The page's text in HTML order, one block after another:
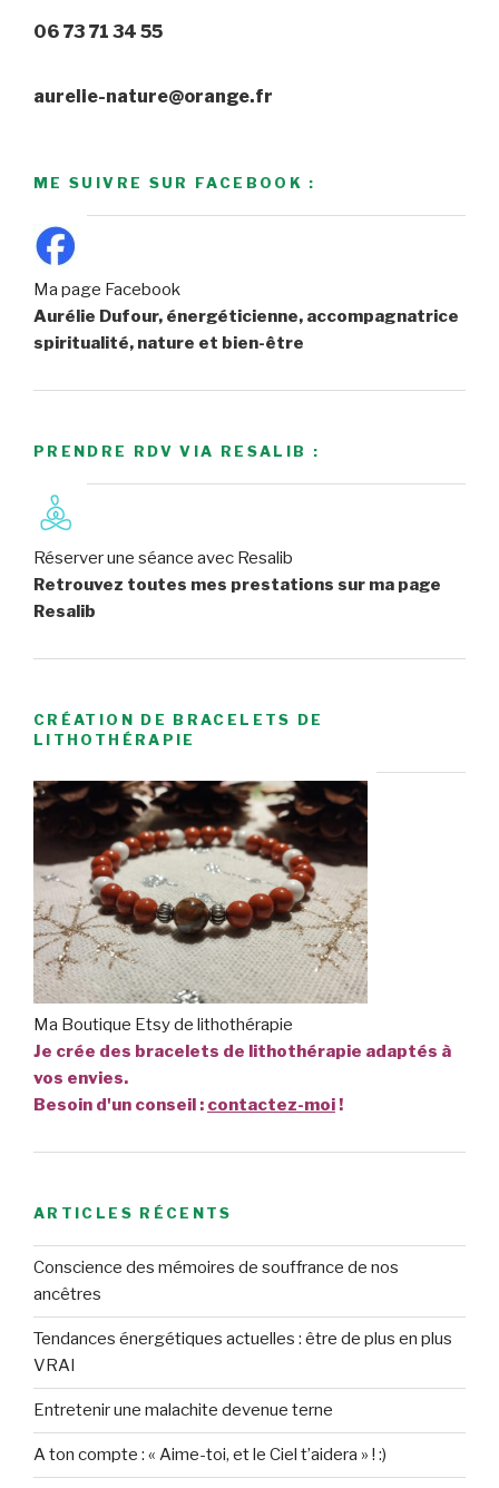
06 73 71 34 55
aurelie-nature@orange.fr
ME SUIVRE SUR FACEBOOK :
Ma page Facebook
Aurélie Dufour, énergéticienne, accompagnatrice
spiritualité, nature et bien-être
PRENDRE RDV VIA RESALIB :
Réserver une séance avec Resalib
Retrouvez toutes mes prestations sur ma page
Resalib
CRÉATION DE BRACELETS DE
LITHOTHÉRAPIE
Ma Boutique Etsy de lithothérapie
Je crée des bracelets de lithothérapie adaptés à
vos envies.
Besoin d'un conseil : contactez-moi!
ARTICLES RÉCENTS
Conscience des mémoires de souffrance de nos
ancêtres
Tendances énergétiques actuelles : être de plus en plus
VRAI
Entretenir une malachite devenue terne
A ton compte : « Aime-toi, et le Ciel t’aidera » ! :)